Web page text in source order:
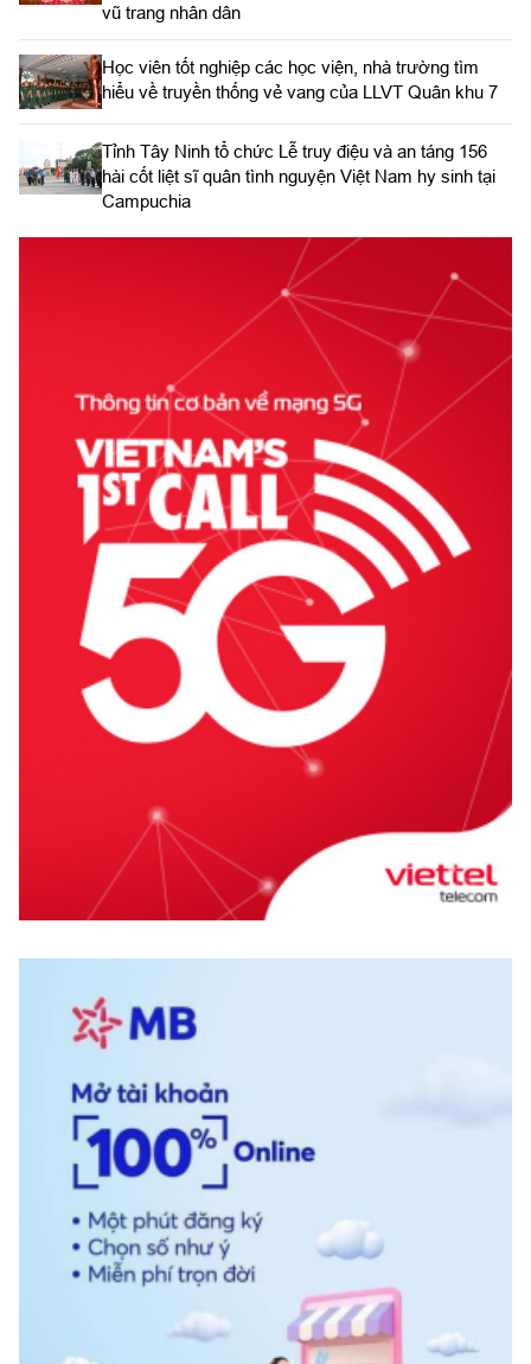
vũ trang nhân dân
Học viên tốt nghiệp các học viện, nhà trường tìm
hiểu về truyền thống vẻ vang của LLVT Quân khu 7
​Tỉnh Tây Ninh tổ chức Lễ truy điệu và an táng 156
hài cốt liệt sĩ quân tình nguyện Việt Nam hy sinh tại
Campuchia